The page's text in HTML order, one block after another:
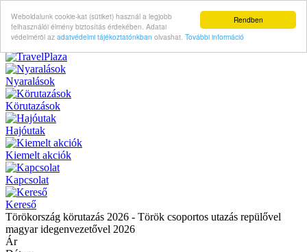
Rendben
Weboldalunk cookie-kat (sütiket) használ a legjobb
felhasználói élmény biztosítás érdekében. Adatai
védelméröl az adatvédelmi tájékoztatónkban olvashat. További információ
Nyaralások
Körutazások
Hajóutak
Kiemelt akciók
Kapcsolat
Kereső
Törökország körutazás 2026 - Török csoportos utazás repülővel
magyar idegenvezetővel 2026
Ár